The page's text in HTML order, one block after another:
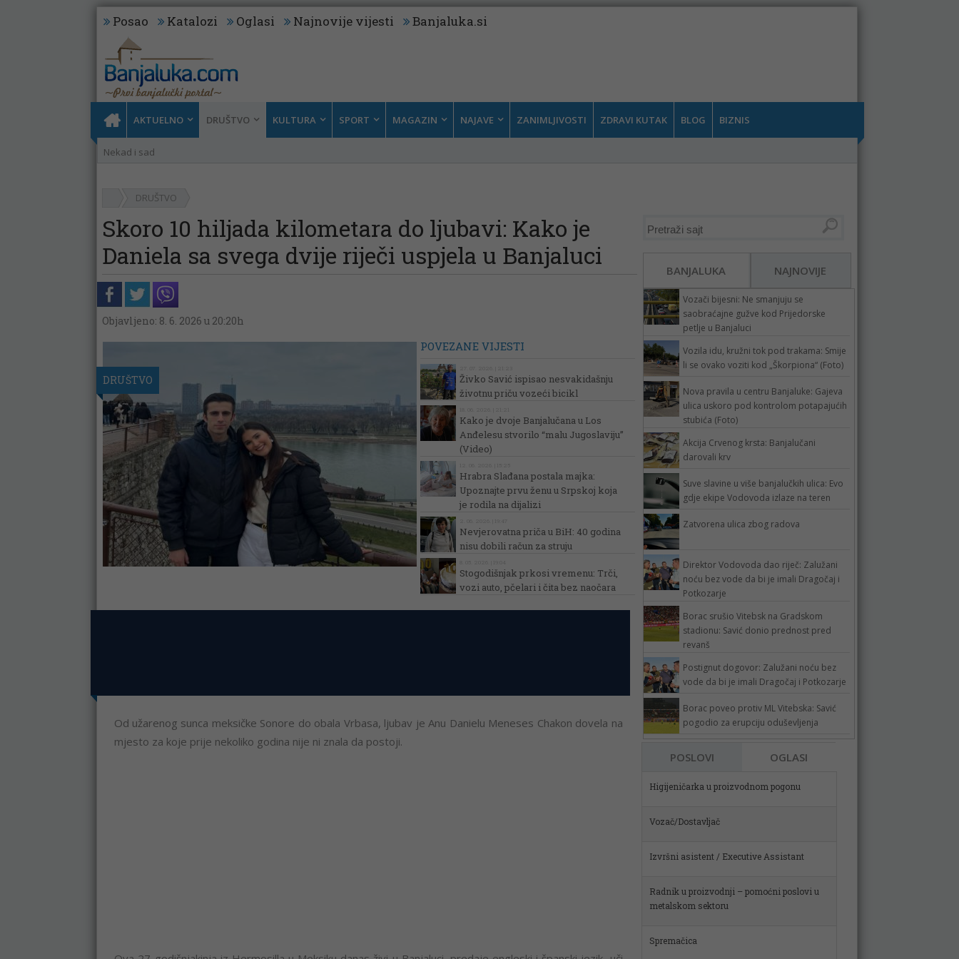
Posao Katalozi Oglasi Najnovije vijesti Banjaluka.si
AKTUELNO DRUŠTVO
Nekad i sad
KULTURA SPORT MAGAZIN NAJAVE ZANIMLJIVOSTI ZDRAVI KUTAK BLOG BIZNIS
DRUŠTVO
Skoro 10 hiljada kilometara do ljubavi: Kako je
Daniela sa svega dvije riječi uspjela u Banjaluci
Objavljeno: 8. 6. 2026 u 20:20h
DRUŠTVO
POVEZANE VIJESTI
Živko Savić ispisao nesvakidašnju
životnu priču vozeći bicikl
Kako je dvoje Banjalučana u Los
Anđelesu stvorilo “malu Jugoslaviju”
(Video)
Hrabra Slađana postala majka:
Upoznajte prvu ženu u Srpskoj koja
je rodila na dijalizi
Nevjerovatna priča u BiH: 40 godina
nisu dobili račun za struju
Stogodišnjak prkosi vremenu: Trči,
vozi auto, pčelari i čita bez naočara
Od užarenog sunca meksičke Sonore do obala Vrbasa, ljubav je Anu Danielu Meneses Chakon dovela na
mjesto za koje prije nekoliko godina nije ni znala da postoji.
BANJALUKA NAJNOVIJE
Vozači bijesni: Ne smanjuju se
saobraćajne gužve kod Prijedorske
petlje u Banjaluci
Vozila idu, kružni tok pod trakama: Smije
li se ovako voziti kod „Škorpiona“ (Foto)
Nova pravila u centru Banjaluke: Gajeva
ulica uskoro pod kontrolom potapajućih
stubića (Foto)
Akcija Crvenog krsta: Banjalučani
darovali krv
Suve slavine u više banjalučkih ulica: Evo
gdje ekipe Vodovoda izlaze na teren
Zatvorena ulica zbog radova
Direktor Vodovoda dao riječ: Zalužani
noću bez vode da bi je imali Dragočaj i
Potkozarje
Borac srušio Vitebsk na Gradskom
stadionu: Savić donio prednost pred
revanš
Postignut dogovor: Zalužani noću bez
vode da bi je imali Dragočaj i Potkozarje
Borac poveo protiv ML Vitebska: Savić
pogodio za erupciju oduševljenja
POSLOVI OGLASI
Higijeničarka u proizvodnom pogonu
Vozač/Dostavljač
Izvršni asistent / Executive Assistant
Radnik u proizvodnji – pomoćni poslovi u
Spremačica
Poslovođa